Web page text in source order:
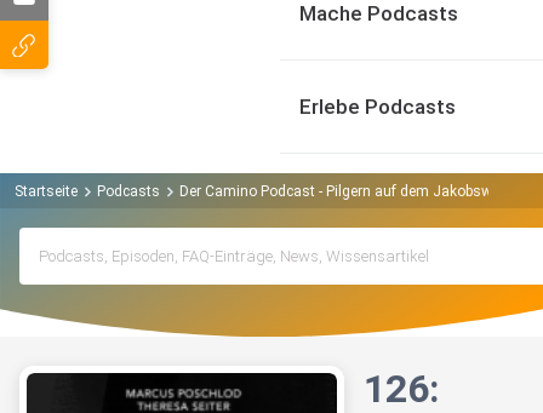
Mache Podcasts
Erlebe Podcasts
Startseite Podcasts Der Camino Podcast - Pilgern auf dem Jakobsweg
126: